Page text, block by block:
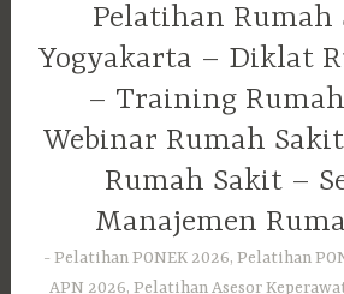
Pelatihan Rumah
Yogyakarta – Diklat
– Training
Webinar Rumah
Rumah Sakit –
Manajemen
Pelatihan PONEK 2026, Pelatihan
APN 2026, Pelatihan Asesor